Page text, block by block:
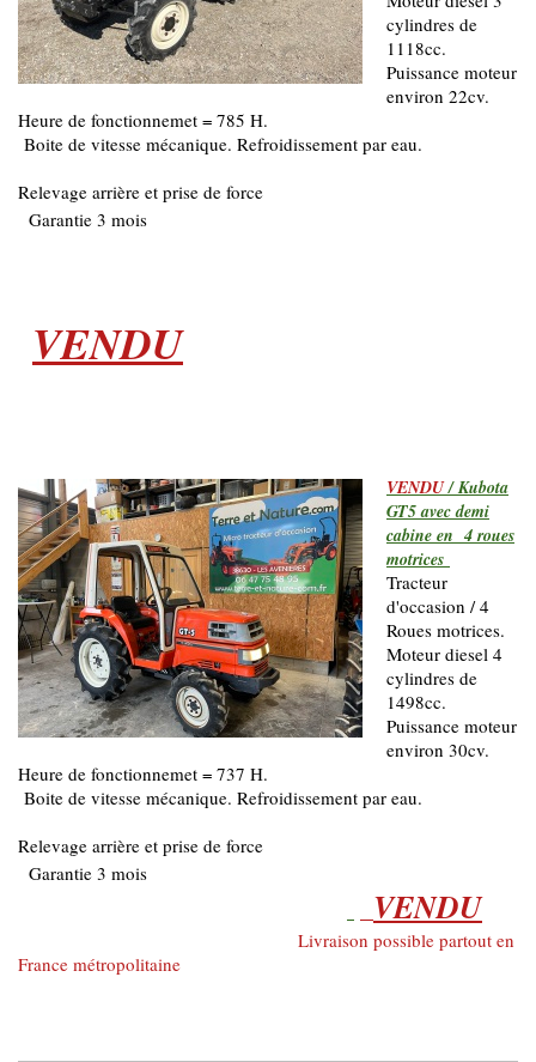
cylindres de
1118cc.
Puissance moteur
environ 22cv.
Heure de fonctionnemet = 785 H.
Boite de vitesse mécanique. Refroidissement par eau.
Relevage arrière et prise de force
Garantie 3 mois
VENDU
VENDU/ Kubota
GT5 avec demi
cabine en 4 roues
motrices
Tracteur
d'occasion / 4
Roues motrices.
Moteur diesel 4
cylindres de
1498cc.
Puissance moteur
environ 30cv.
Heure de fonctionnemet = 737 H.
Boite de vitesse mécanique. Refroidissement par eau.
Relevage arrière et prise de force
Garantie 3 mois
VENDU
Livraison possible partout en
France métropolitaine